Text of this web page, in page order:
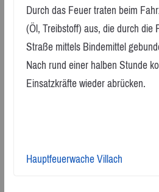
Durch das Feuer traten beim
(Öl, Treibstoff) aus, die durch die
Straße mittels Bindemittel
Nach rund einer halben Stunde
Einsatzkräfte wieder abrücken.
Hauptfeuerwache Villach